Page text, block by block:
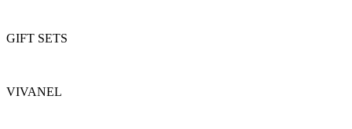
GIFT SETS
VIVANEL